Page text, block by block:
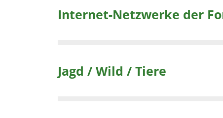
Internet-Netzwerke der
Jagd / Wild / Tiere